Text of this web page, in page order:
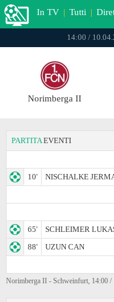
In TV | Tutti |
14:00 /
Norimberga II
PARTITA EVENTI
10'
NISCHALKE
65'
SCHLEIMER
88'
UZUN CAN
Norimberga II - Schweinfurt, 14:00 /